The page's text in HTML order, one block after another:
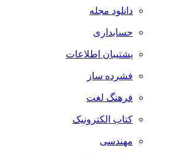
دانلود مجله
حسابداری
پشتیبان اطلاعات
فشرده ساز
فرهنگ لغت
کتاب الکترونیک
مهندسی